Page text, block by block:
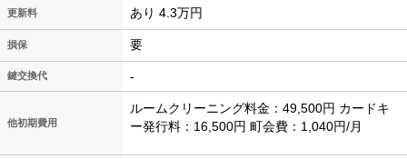
更新料 あり 4.3万円
損保 要
鍵交換代 -
他初期費用
ルームクリーニング料金：49,500円 カードキ
ー発行料：16,500円 町会費：1,040円/月